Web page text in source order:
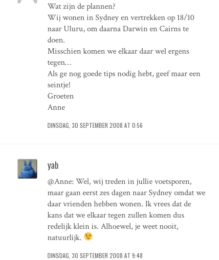
Wat zijn de plannen?
Wij wonen in Sydney en vertrekken op 18/10
naar Uluru, om daarna Darwin en Cairns te
doen.
Misschien komen we elkaar daar wel ergens
tegen…
Als ge nog goede tips nodig hebt, geef maar een
seintje!
Groeten
Anne
DINSDAG, 30 SEPTEMBER 2008 AT 0:56
yab
@Anne: Wel, wij treden in jullie voetsporen,
maar gaan eerst zes dagen naar Sydney omdat we
daar vrienden hebben wonen. Ik vrees dat de
kans dat we elkaar tegen zullen komen dus
redelijk klein is. Alhoewel, je weet nooit,
natuurlijk.
DINSDAG, 30 SEPTEMBER 2008 AT 9:48